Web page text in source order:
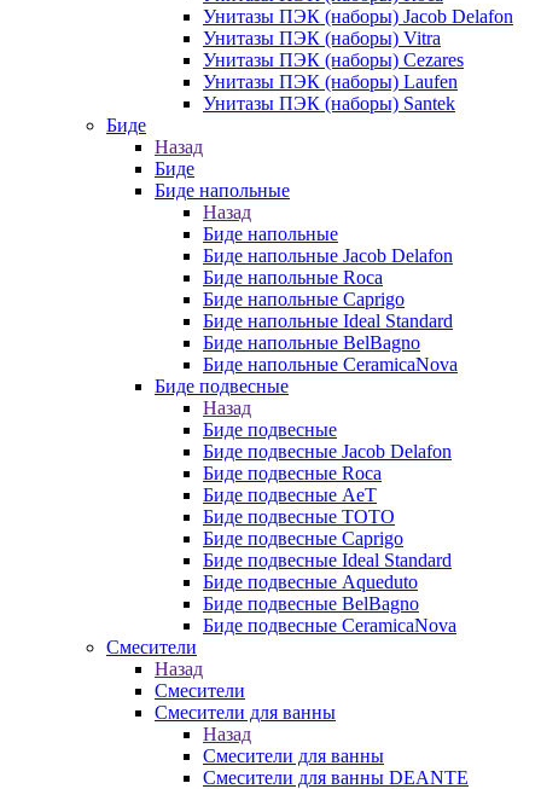
Унитазы ПЭК (наборы) Jacob Delafon
Унитазы ПЭК (наборы) Vitra
Унитазы ПЭК (наборы) Cezares
Унитазы ПЭК (наборы) Laufen
Унитазы ПЭК (наборы) Santek
Биде
Назад
Биде
Биде напольные
Назад
Биде напольные
Биде напольные Jacob Delafon
Биде напольные Roca
Биде напольные Caprigo
Биде напольные Ideal Standard
Биде напольные BelBagno
Биде напольные CeramicaNova
Биде подвесные
Назад
Биде подвесные
Биде подвесные Jacob Delafon
Биде подвесные Roca
Биде подвесные AeT
Биде подвесные TOTO
Биде подвесные Caprigo
Биде подвесные Ideal Standard
Биде подвесные Aqueduto
Биде подвесные BelBagno
Биде подвесные CeramicaNova
Смесители
Назад
Смесители
Смесители для ванны
Назад
Смесители для ванны
Смесители для ванны DEANTE